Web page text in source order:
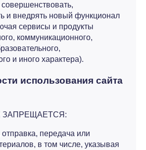
и внедрять новый функционал
сервисы и продукты
коммуникационного,
и иного характера).
использования сайта
ЗАПРЕЩАЕТСЯ:
отправка, передача или
в том числе, указывая